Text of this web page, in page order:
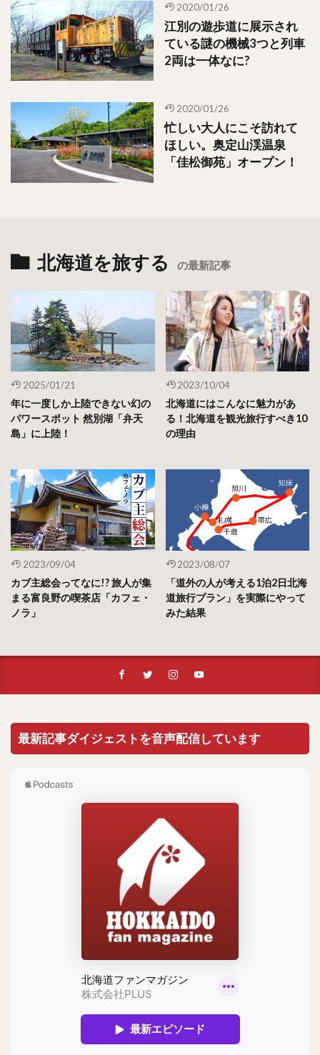
2020/01/26
江別の遊歩道に展示され
ている謎の機械3つと列車
2両は一体なに?
2020/01/26
忙しい大人にこそ訪れて
ほしい。奥定山渓温泉
「佳松御苑」オープン！
北海道を旅する の最新記事
2025/01/21
年に一度しか上陸できない幻の
パワースポット 然別湖「弁天
島」に上陸！
2023/10/04
北海道にはこんなに魅力があ
る！北海道を観光旅行すべき10
の理由
2023/09/04
カブ主総会ってなに!? 旅人が集
まる富良野の喫茶店「カフェ・
ノラ」
2023/08/07
「道外の人が考える1泊2日北海
道旅行プラン」を実際にやって
みた結果
最新記事ダイジェストを音声配信しています